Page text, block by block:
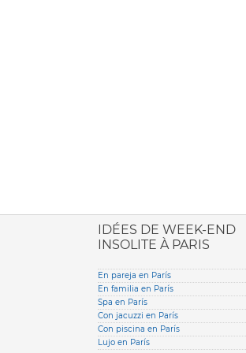
italiana
IDÉES DE WEEK-END
INSOLITE À PARIS
En pareja en París
En familia en París
Spa en París
Con jacuzzi en París
Con piscina en París
Lujo en París